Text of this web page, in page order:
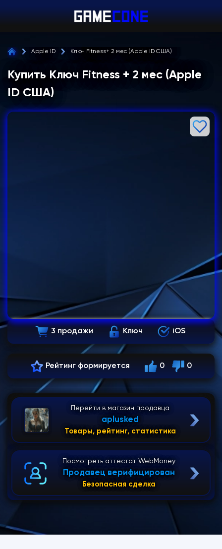
Apple ID Ключ Fitness+ 2 мес (Apple ID США)
Купить Ключ Fitness + 2 мес (Apple
ID США)
3 продажи Ключ iOS
Рейтинг формируется 0 0
Перейти в магазин продавца
aplusked
Товары, рейтинг, статистика
Посмотреть аттестат WebMoney
Продавец верифицирован
Безопасная сделка